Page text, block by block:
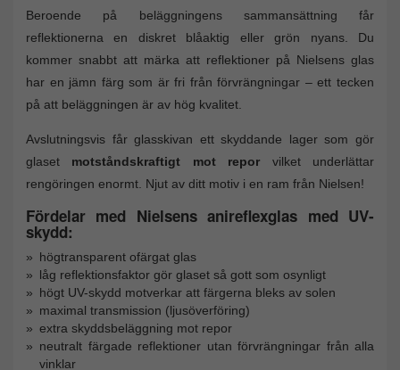
Beroende på beläggningens sammansättning får
reflektionerna en diskret blåaktig eller grön nyans. Du
kommer snabbt att märka att reflektioner på Nielsens glas
har en jämn färg som är fri från förvrängningar – ett tecken
på att beläggningen är av hög kvalitet.
Avslutningsvis får glasskivan ett skyddande lager som gör
glaset motståndskraftigt mot repor vilket underlättar
rengöringen enormt. Njut av ditt motiv i en ram från Nielsen!
Fördelar med Nielsens anireflexglas med UV-
skydd:
högtransparent ofärgat glas
låg reflektionsfaktor gör glaset så gott som osynligt
högt UV-skydd motverkar att färgerna bleks av solen
maximal transmission (ljusöverföring)
extra skyddsbeläggning mot repor
neutralt färgade reflektioner utan förvrängningar från alla
vinklar